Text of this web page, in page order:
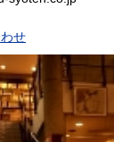
300円 愛媛県
300円 福岡県
300円 長崎県
せ